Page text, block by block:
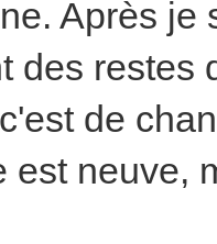
Après je
des
de
est neuve,